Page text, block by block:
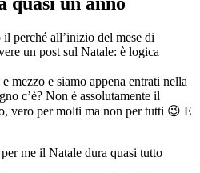
perché all’inizio del mese di
un post sul Natale: è logica
mezzo e siamo appena entrati nella
c’è? Non è assolutamente il
vero per molti ma non per tutti 😉 E
me il Natale dura quasi tutto